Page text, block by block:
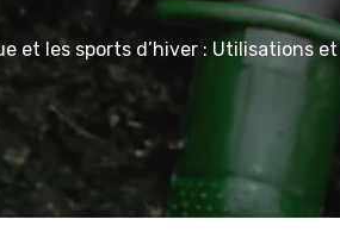
et les sports d’hiver : Utilisations et